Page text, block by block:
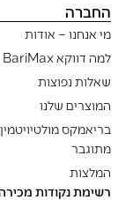
החברה
מי אנחנו – אודות
למה דווקא BariMax
שאלות נפוצות
המוצרים שלנו
בריאמקס מולטיויטמין
מתוגבר
המלצות
רשימת נקודות מכירה